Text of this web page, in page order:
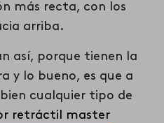
más recta, con los
arriba.
así, porque tienen la
y lo bueno, es que a
cualquier tipo de
retráctil master